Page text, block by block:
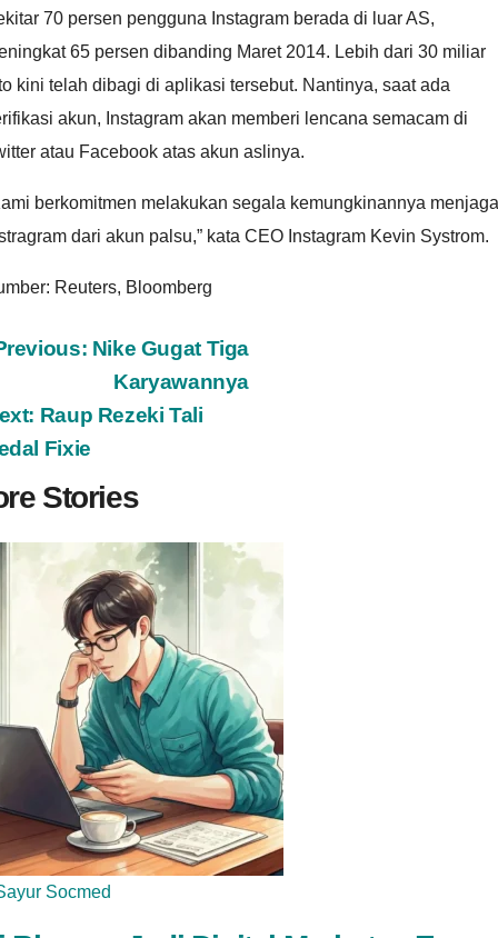
70 persen pengguna Instagram berada di luar AS,
65 persen dibanding Maret 2014. Lebih dari 30 miliar
kini telah dibagi di aplikasi tersebut. Nantinya, saat ada
akun, Instagram akan memberi lencana semacam di
atau Facebook atas akun aslinya.
berkomitmen melakukan segala kemungkinannya menjaga
dari akun palsu,” kata CEO Instagram Kevin Systrom.
Reuters, Bloomberg
Nike Gugat Tiga
Karyawannya
Raup Rezeki Tali
Fixie
Stories
Socmed